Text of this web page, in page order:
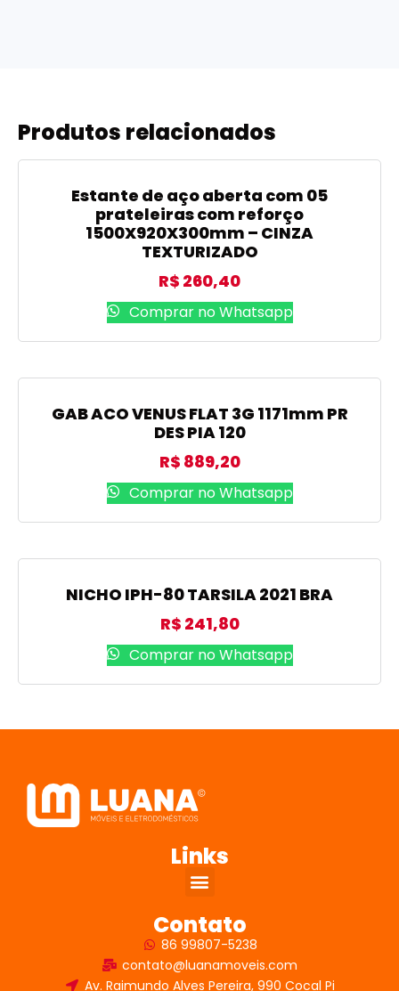
Produtos relacionados
Estante de aço aberta com 05
prateleiras com reforço
1500X920X300mm – CINZA
TEXTURIZADO
R$ 260,40
Comprar no Whatsapp
GAB ACO VENUS FLAT 3G 1171mm PR
DES PIA 120
R$ 889,20
Comprar no Whatsapp
NICHO IPH-80 TARSILA 2021 BRA
R$ 241,80
Comprar no Whatsapp
Links
Contato
86 99807-5238
contato@luanamoveis.com
Av. Raimundo Alves Pereira, 990 Cocal Pi